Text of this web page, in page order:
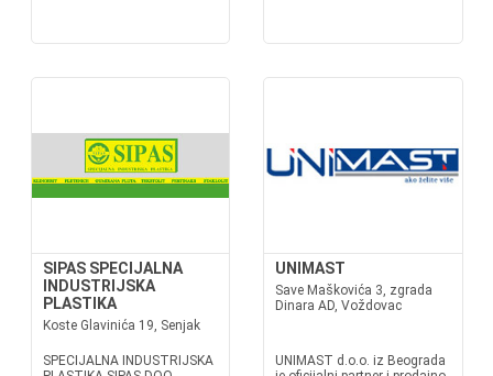
SIPAS SPECIJALNA
INDUSTRIJSKA
PLASTIKA
Koste Glavinića 19, Senjak
SPECIJALNA INDUSTRIJSKA
UNIMAST
Save Maškovića 3, zgrada
Dinara AD, Voždovac
UNIMAST d.o.o. iz Beograda